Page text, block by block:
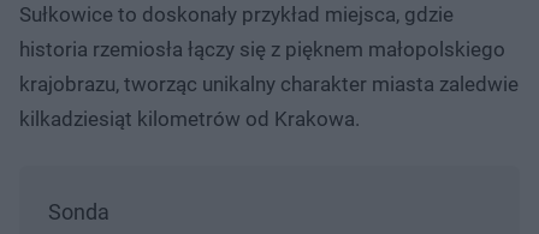
Sułkowice to doskonały przykład miejsca, gdzie
historia rzemiosła łączy się z pięknem małopolskiego
krajobrazu, tworząc unikalny charakter miasta zaledwie
kilkadziesiąt kilometrów od Krakowa.
Sonda